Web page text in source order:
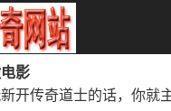
影
开传奇道士的话，你就